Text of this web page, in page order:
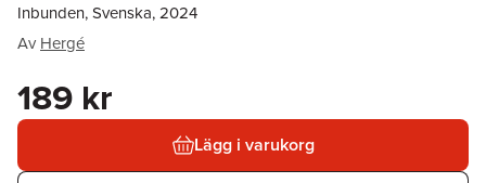
Inbunden, Svenska, 2024
Av Hergé
189 kr
Lägg i varukorg